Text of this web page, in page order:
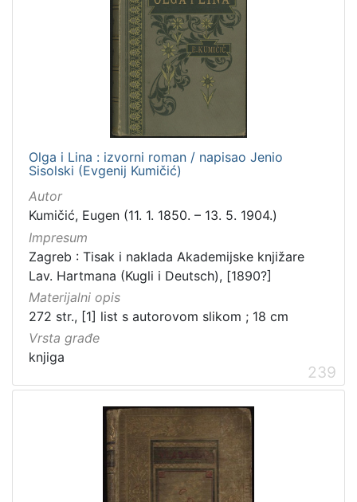
Olga i Lina : izvorni roman / napisao Jenio
Sisolski (Evgenij Kumičić)
Autor
Kumičić, Eugen (11. 1. 1850. – 13. 5. 1904.)
Impresum
Zagreb : Tisak i naklada Akademijske knjižare
Lav. Hartmana (Kugli i Deutsch), [1890?]
Materijalni opis
272 str., [1] list s autorovom slikom ; 18 cm
Vrsta građe
knjiga
239